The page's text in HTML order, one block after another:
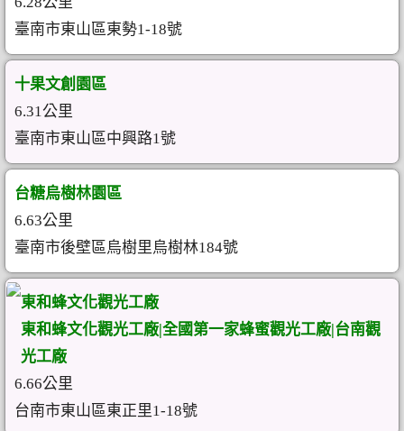
臺南市東山區東勢1-18號
十果文創園區
6.31公里
臺南市東山區中興路1號
台糖烏樹林園區
6.63公里
臺南市後壁區烏樹里烏樹林184號
東和蜂文化觀光工廠
東和蜂文化觀光工廠|全國第一家蜂蜜觀光工廠|台南觀
光工廠
6.66公里
台南市東山區東正里1-18號